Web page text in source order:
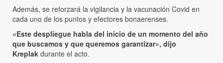
Además, se reforzará la vigilancia y la vacunación Covid en
cada uno de los puntos y efectores bonaerenses.
«Este despliegue habla del inicio de un momento del año
que buscamos y que queremos garantizar», dijo
Kreplak durante el acto.